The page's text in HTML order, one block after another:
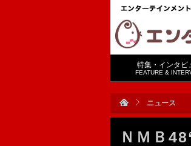
特集・インタビ
FEATURE &
ニュース
ＮＭＢ